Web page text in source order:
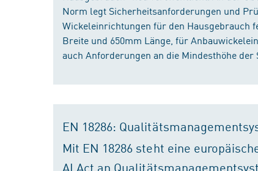
Norm legt Sicherheitsanforderungen und
Wickeleinrichtungen für den Hausgebrauch
Breite und 650mm Länge, für
auch Anforderungen an die Mindesthöhe der
EN 18286:
Mit EN 18286 steht eine
AI Act an